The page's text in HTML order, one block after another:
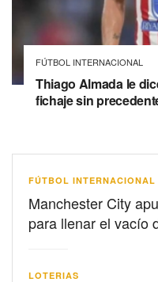
FÚTBOL INTERNACIONAL
Thiago Almada le
fichaje sin
FÚTBOL INTERNACIONAL
Manchester City
para llenar el vacío
LOTERIAS